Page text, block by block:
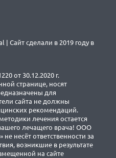
Сайт сделали в 2019 году в
от 30.12.2020 г.
странице, носят
для
сайта не должны
рекомендаций.
лечения остается
лечащего врача! ООО
несёт ответственности за
возникшие в результате
на сайте